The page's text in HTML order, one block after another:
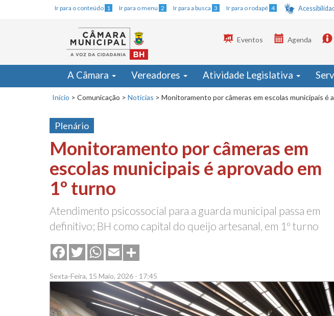
Ir para o conteúdo 1 Ir para o menu 2 Ir para a busca 3 Ir para o rodapé 4
Eventos Agenda
A Câmara Vereadores Atividade Legislativa
Início > Comunicação > Notícias > Monitoramento por câmeras em escolas municipais é
Plenário
Monitoramento por câmeras em
escolas municipais é aprovado em
1º turno
Atendimento psicossocial para a guarda municipal passa em
definitivo; BH como capital do queijo artesanal, em 1º turno
FacebookTwitterWhatsApp
Email
Sexta-Feira, 15 Maio, 2026 - 17:45